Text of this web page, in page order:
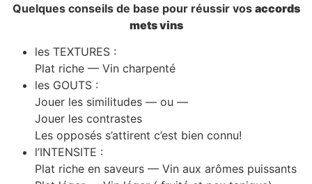
Quelques conseils de base pour réussir vos accords
mets vins
les TEXTURES :
Plat riche — Vin charpenté
les GOUTS :
Jouer les similitudes — ou —
Jouer les contrastes
Les opposés s’attirent c’est bien connu!
l’INTENSITE :
Plat riche en saveurs — Vin aux arômes puissants